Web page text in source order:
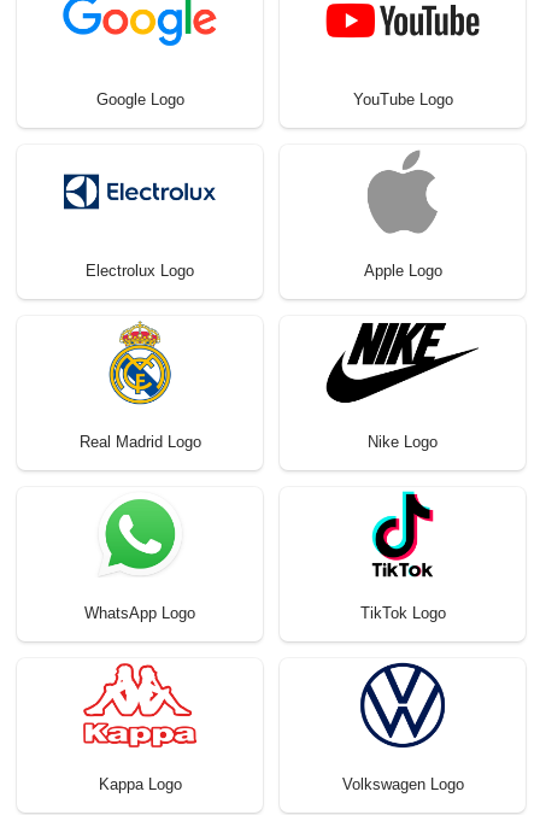
Google Logo YouTube Logo
Electrolux Logo Apple Logo
Real Madrid Logo Nike Logo
WhatsApp Logo TikTok Logo
Kappa Logo Volkswagen Logo